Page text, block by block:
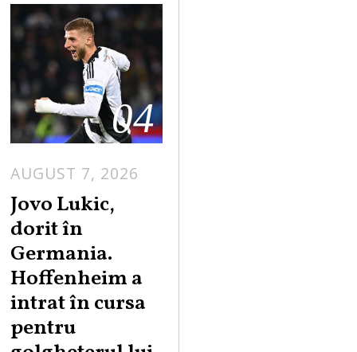
04
AUGUST 7, 2026
Jovo Lukic,
dorit în
Germania.
Hoffenheim a
intrat în cursa
pentru